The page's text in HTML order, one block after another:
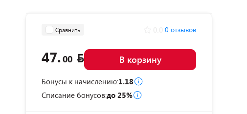
Сравнить 0 отзывов
47.00 В корзину
Бонусы к начислению:1.18
Списание бонусов:до 25%